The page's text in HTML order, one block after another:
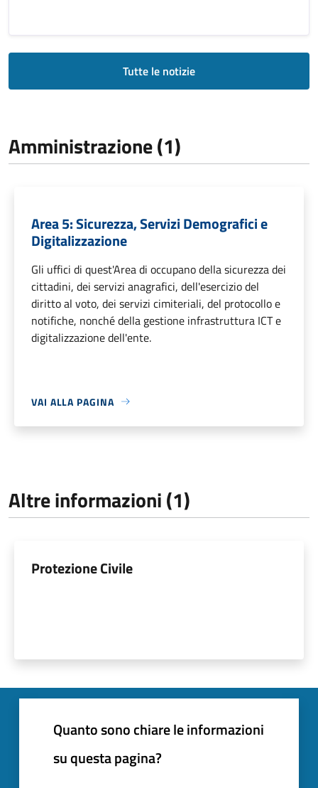
Tutte le notizie
Amministrazione (1)
Area 5: Sicurezza, Servizi Demografici e
Digitalizzazione
Gli uffici di quest'Area di occupano della sicurezza dei
cittadini, dei servizi anagrafici, dell'esercizio del
diritto al voto, dei servizi cimiteriali, del protocollo e
notifiche, nonché della gestione infrastruttura ICT e
digitalizzazione dell'ente.
VAI ALLA PAGINA
Altre informazioni (1)
Protezione Civile
Quanto sono chiare le informazioni
su questa pagina?